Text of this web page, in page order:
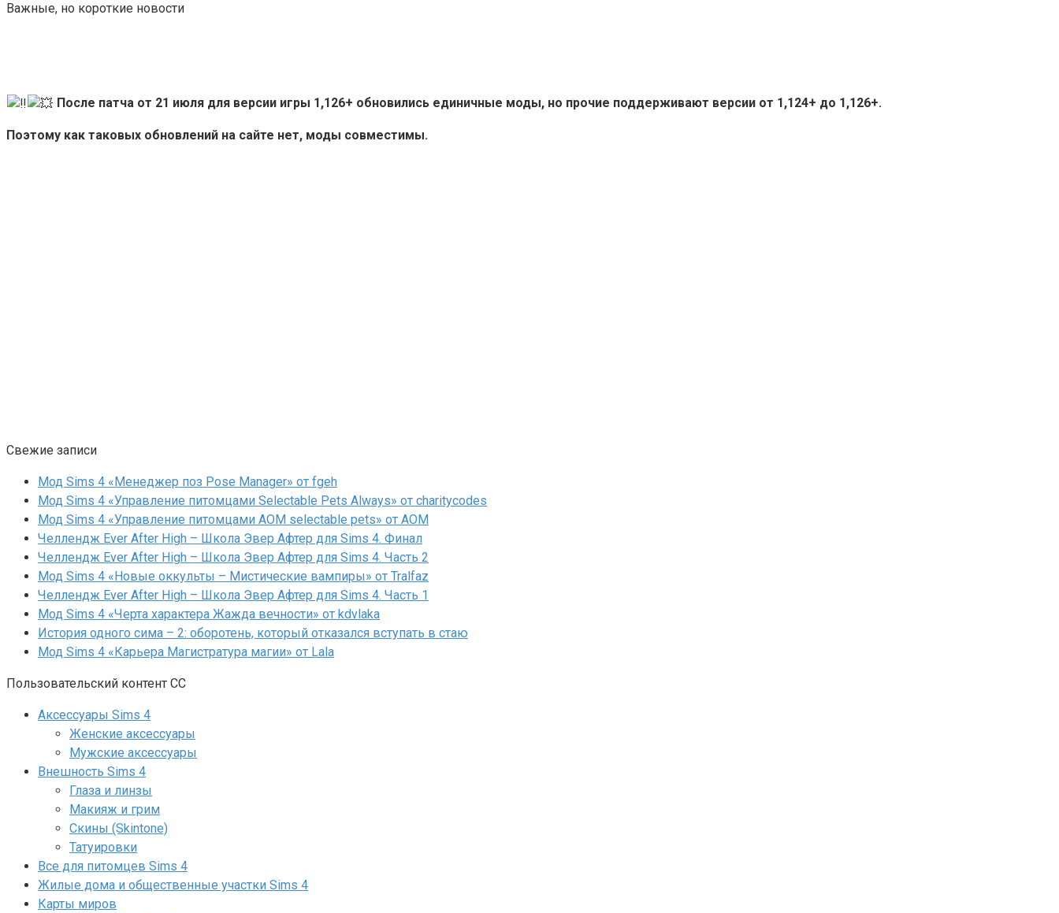
Важные, но короткие новости
После патча от 21 июля для версии игры 1,126+ обновились единичные моды, но прочие поддерживают версии от 1,124+ до 1,126+.
Поэтому как таковых обновлений на сайте нет, моды совместимы.
Свежие записи
Мод Sims 4 «Менеджер поз Pose Manager» от fgeh
Мод Sims 4 «Управление питомцами Selectable Pets Always» от charitycodes
Мод Sims 4 «Управление питомцами AOM selectable pets» от AOM
Челлендж Ever After High – Школа Эвер Афтер для Sims 4. Финал
Челлендж Ever After High – Школа Эвер Афтер для Sims 4. Часть 2
Мод Sims 4 «Новые оккульты – Мистические вампиры» от Tralfaz
Челлендж Ever After High – Школа Эвер Афтер для Sims 4. Часть 1
Мод Sims 4 «Черта характера Жажда вечности» от kdvlaka
История одного сима – 2: оборотень, который отказался вступать в стаю
Мод Sims 4 «Карьера Магистратура магии» от Lala
Пользовательский контент СС
Аксессуары Sims 4
Женские аксессуары
Мужские аксессуары
Внешность Sims 4
Глаза и линзы
Макияж и грим
Скины (Skintone)
Татуировки
Все для питомцев Sims 4
Жилые дома и общественные участки Sims 4
Карты миров